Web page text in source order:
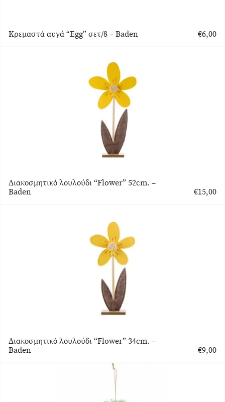
Κρεμαστά αυγά “Egg” σετ/8 – Baden €6,00
Διακοσμητικό λουλούδι “Flower” 52cm. –
Baden
€15,00
Διακοσμητικό λουλούδι “Flower” 34cm. –
Baden
€9,00